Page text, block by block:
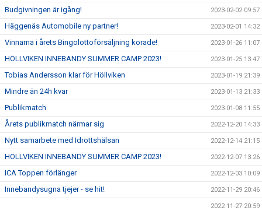
Budgivningen är igång! 2023-02-02 09:57
Häggenäs Automobile ny partner! 2023-02-01 14:32
Vinnarna i årets Bingolottoförsäljning korade! 2023-01-26 11:07
HÖLLVIKEN INNEBANDY SUMMER CAMP 2023! 2023-01-25 13:47
Tobias Andersson klar för Höllviken 2023-01-19 21:39
Mindre än 24h kvar 2023-01-13 21:33
Publikmatch 2023-01-08 11:55
Årets publikmatch närmar sig 2022-12-20 14:33
Nytt samarbete med Idrottshälsan 2022-12-14 21:15
HÖLLVIKEN INNEBANDY SUMMER CAMP 2023! 2022-12-07 13:26
ICA Toppen förlänger 2022-12-03 10:09
Innebandysugna tjejer - se hit! 2022-11-29 20:46
2022-11-27 20:59